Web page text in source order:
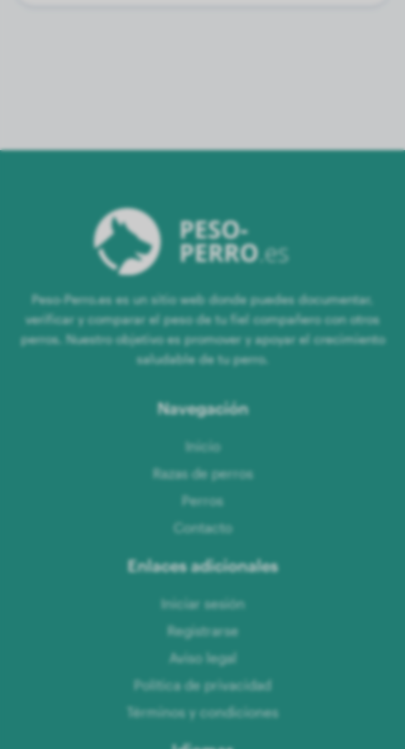
Peso-Perro.es es un sitio web donde puedes documentar,
verificar y comparar el peso de tu fiel compañero con otros
perros. Nuestro objetivo es promover y apoyar el crecimiento
saludable de tu perro.
Navegación
Inicio
Razas de perros
Perros
Contacto
Enlaces adicionales
Iniciar sesión
Registrarse
Aviso legal
Política de privacidad
Términos y condiciones